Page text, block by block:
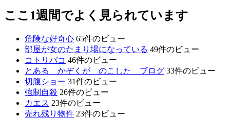
ここ1週間でよく見られています
危険な好奇心 65件のビュー
部屋が女のたまり場になっている 49件のビュー
コトリバコ 46件のビュー
とある かぞくが のこした ブログ 33件のビュー
切腹ショー 31件のビュー
強制自殺 26件のビュー
カエス 23件のビュー
売れ残り物件 23件のビュー